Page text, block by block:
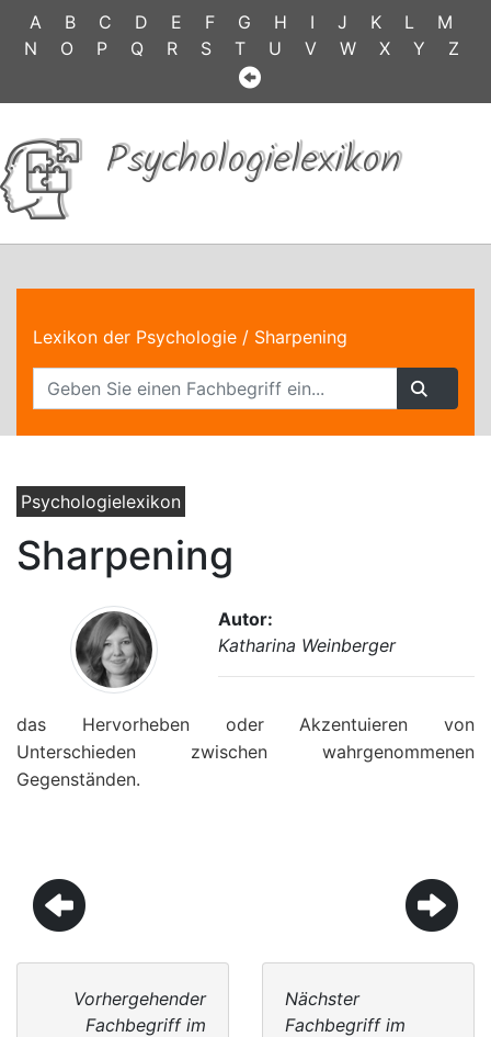
A B C D E F G H I J K L
M
N
O P Q R S T U V W X Y Z
Psychologielexikon
Lexikon der Psychologie / Sharpening
Psychologielexikon
Sharpening
Autor:
Katharina Weinberger
das Hervorheben oder Akzentuieren von
Unterschieden zwischen wahrgenommenen
Gegenständen.
Vorhergehender
Fachbegriff im
Nächster
Fachbegriff im